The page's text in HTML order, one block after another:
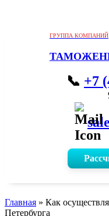
ГРУППА КОМПАНИЙ
+7
Главная » Как
Петербурга